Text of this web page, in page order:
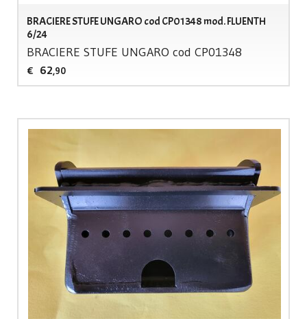
BRACIERE STUFE UNGARO cod CP01348 mod. FLUENTH
6/24
BRACIERE STUFE UNGARO cod CP01348
€ 62,90